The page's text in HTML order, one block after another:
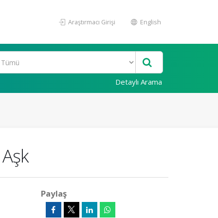
Araştırmacı Girişi English
Detaylı Arama
Paylaş